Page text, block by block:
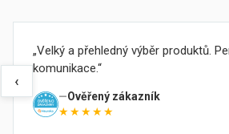
‹
Velký a přehledný výběr produktů.
komunikace.
Ověřený zákazník
★★★★★